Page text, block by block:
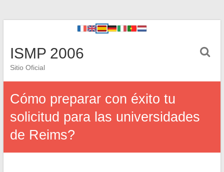
ISMP 2006
Sitio Oficial
Cómo preparar con éxito tu
solicitud para las universidades
de Reims?